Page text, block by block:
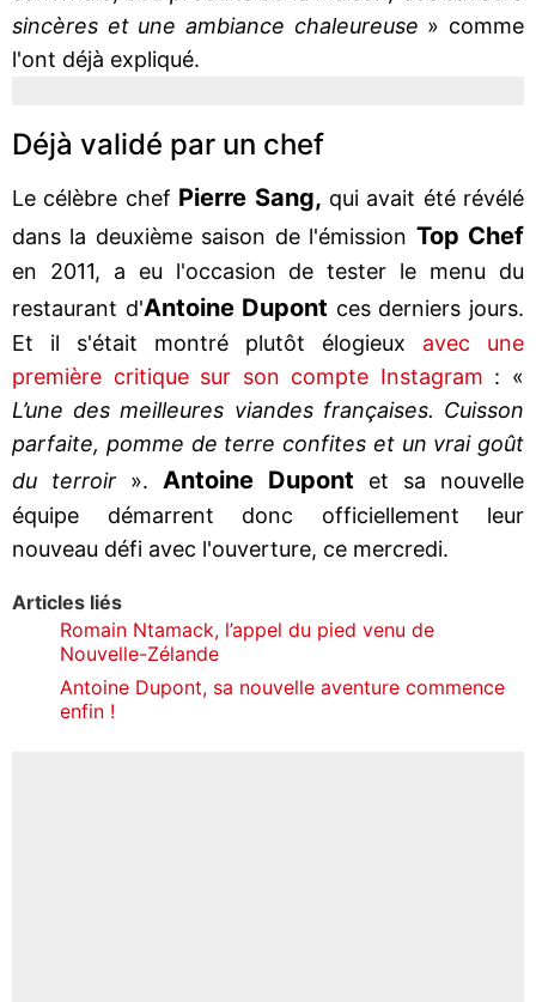
sincères et une ambiance chaleureuse » comme
l'ont déjà expliqué.
Déjà validé par un chef
Le célèbre chef Pierre Sang, qui avait été révélé
dans la deuxième saison de l'émission Top Chef
en 2011, a eu l'occasion de tester le menu du
restaurant d'Antoine Dupont ces derniers jours.
Et il s'était montré plutôt élogieux avec une
première critique sur son compte Instagram : «
L’une des meilleures viandes françaises. Cuisson
parfaite, pomme de terre confites et un vrai goût
du terroir ». Antoine Dupont
et sa nouvelle
équipe démarrent donc officiellement leur
nouveau défi avec l'ouverture, ce mercredi.
Articles liés
Romain Ntamack, l’appel du pied venu de
Nouvelle-Zélande
Antoine Dupont, sa nouvelle aventure commence
enfin !